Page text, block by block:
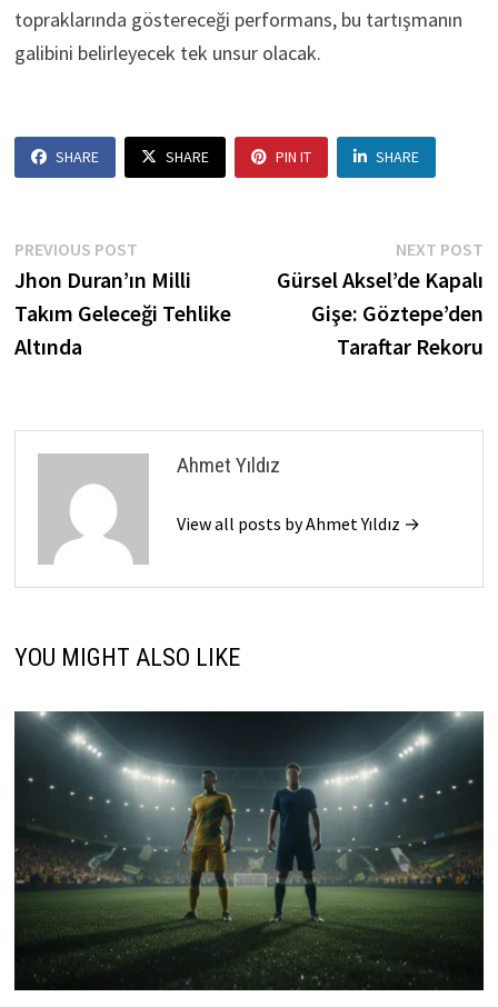
topraklarında göstereceği performans, bu tartışmanın
galibini belirleyecek tek unsur olacak.
SHARE SHARE PIN IT SHARE
Post
navigation
PREVIOUS POSTPrevious
post:
Jhon Duran’ın Milli
Takım Geleceği Tehlike
Altında
NEXT POST
Gürsel Aksel’de Kapalı
Gişe: Göztepe’den
Taraftar Rekoru
Ahmet Yıldız
View all posts by Ahmet Yıldız →
YOU MIGHT ALSO LIKE